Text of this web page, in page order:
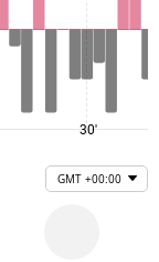
30'
GMT +00:00